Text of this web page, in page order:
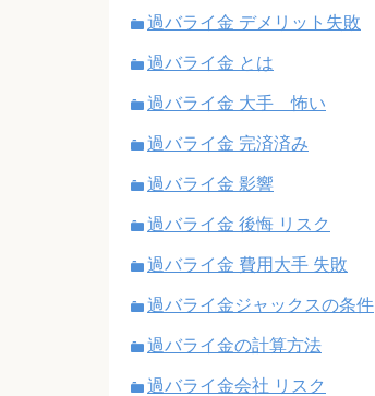
過バライ金 デメリット失敗
過バライ金 とは
過バライ金 大手 怖い
過バライ金 完済済み
過バライ金 影響
過バライ金 後悔 リスク
過バライ金 費用大手 失敗
過バライ金ジャックスの条件
過バライ金の計算方法
過バライ金会社 リスク